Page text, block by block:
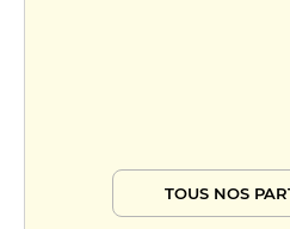
TOUS NOS